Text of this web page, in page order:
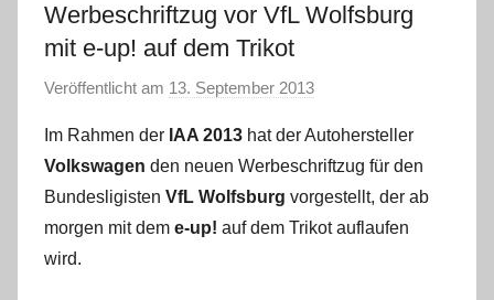
Werbeschriftzug vor VfL Wolfsburg
mit e-up! auf dem Trikot
Veröffentlicht am 13. September 2013
n
C
W
Im Rahmen der IAA 2013 hat der Autohersteller
Volkswagen den neuen Werbeschriftzug für den
Bundesligisten VfL Wolfsburg vorgestellt, der ab
morgen mit dem e-up! auf dem Trikot auflaufen
wird.